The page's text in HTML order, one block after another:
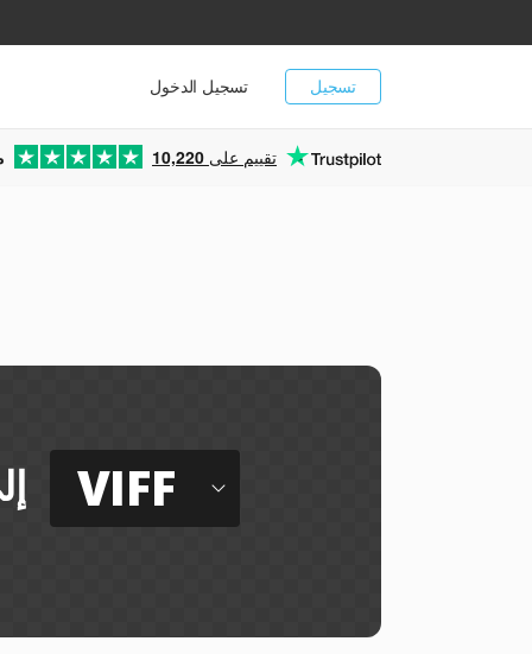
تسجيل تسجيل الدخول
10,220 تقييم على
VIFF